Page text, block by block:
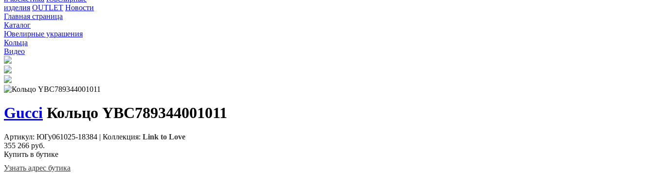
изделия OUTLET Новости
Главная страница
Каталог
Ювелирные украшения
Кольца
Видео
Gucci Кольцо YBC789344001011
Артикул: ЮГу061025-18384 | Коллекция: Link to Love
355 266 руб.
Купить в бутике
Узнать адрес бутика